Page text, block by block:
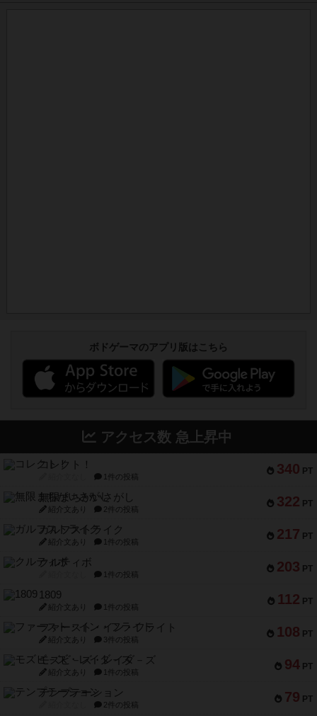
ボドゲーマのアプリ版はこちら
アクセス数 急上昇中
340 PT
コレクト！
1件の投稿
322 PT
無限まちがいさがし
紹介文あり 2件の投稿
217 PT
ガルフストライク
紹介文あり 1件の投稿
203 PT
クルティボ
1件の投稿
112 PT
1809
紹介文あり 1件の投稿
108 PT
ファースト・イン・フライト
紹介文あり 3件の投稿
94 PT
モズビ－ズ・レイダ－ズ
紹介文あり 1件の投稿
79 PT
テンプテーション
2件の投稿